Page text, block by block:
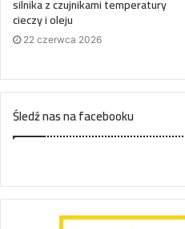
silnika z czujnikami temperatury
cieczy i oleju
22 czerwca 2026
Śledź nas na facebooku